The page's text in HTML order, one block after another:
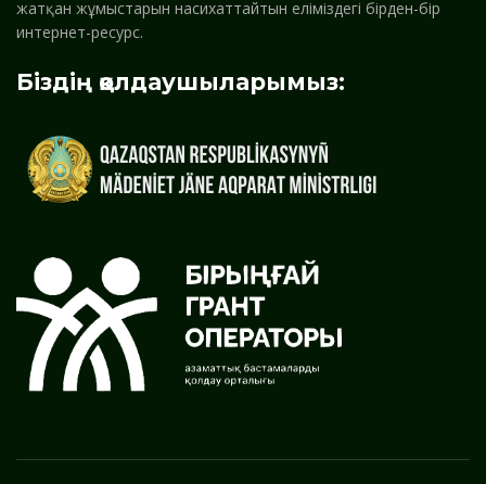
жатқан жұмыстарын насихаттайтын еліміздегі бірден-бір
интернет-ресурс.
Біздің қолдаушыларымыз: